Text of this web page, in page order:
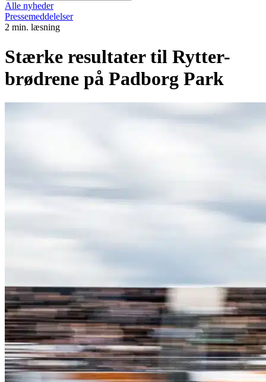
Alle nyheder
Pressemeddelelser
2 min. læsning
Stærke resultater til Rytter-
brødrene på Padborg Park